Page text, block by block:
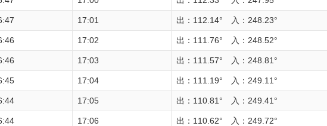
17:01 出：112.14° 入：248.23°
17:02 出：111.76° 入：248.52°
17:03 出：111.57° 入：248.81°
17:04 出：111.19° 入：249.11°
17:05 出：110.81° 入：249.41°
17:06 出：110.62° 入：249.72°